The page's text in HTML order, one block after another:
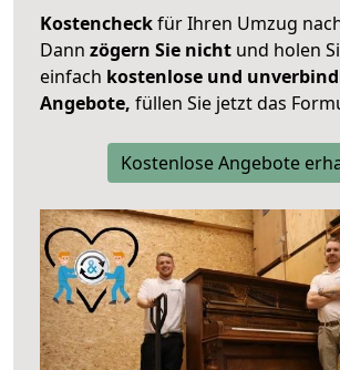
Kostencheckfür Ihren Umzug
Dann zögern Sie nicht und holen
einfach kostenlose und
Angebote, füllen Sie jetzt das
Kostenlose Angebote